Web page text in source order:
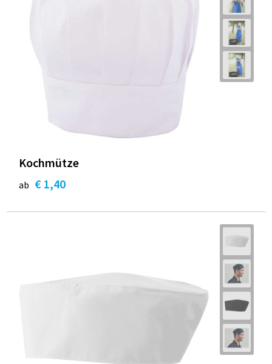
Kochmütze
ab € 1,40